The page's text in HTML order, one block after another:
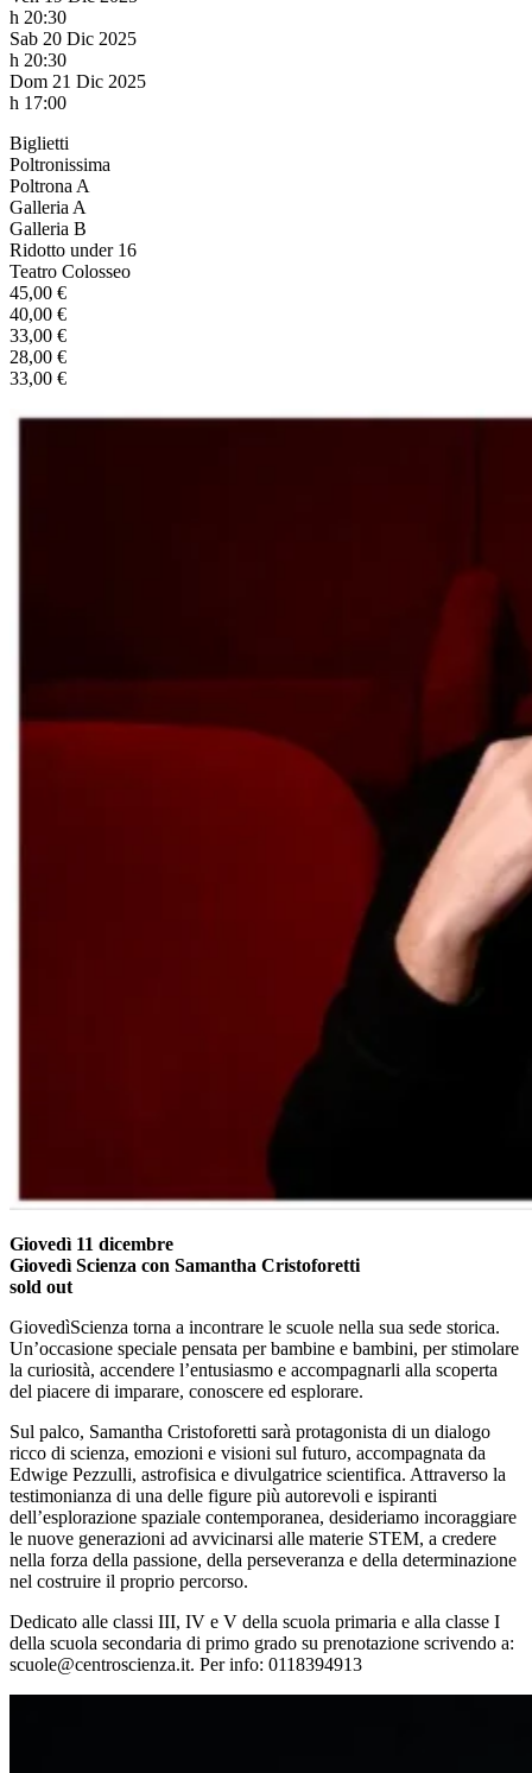
h 20:30
Sab 20 Dic 2025
h 20:30
Dom 21 Dic 2025
h 17:00
Biglietti
Poltronissima
Poltrona A
Galleria A
Galleria B
Ridotto under 16
Teatro Colosseo
45,00 €
40,00 €
33,00 €
28,00 €
33,00 €
Giovedì 11 dicembre
Giovedì Scienza con Samantha Cristoforetti
sold out
GiovedìScienza torna a incontrare le scuole nella sua sede storica.
Un’occasione speciale pensata per bambine e bambini, per stimolare
la curiosità, accendere l’entusiasmo e accompagnarli alla scoperta
del piacere di imparare, conoscere ed esplorare.
Sul palco, Samantha Cristoforetti sarà protagonista di un dialogo
ricco di scienza, emozioni e visioni sul futuro, accompagnata da
Edwige Pezzulli, astrofisica e divulgatrice scientifica. Attraverso la
testimonianza di una delle figure più autorevoli e ispiranti
dell’esplorazione spaziale contemporanea, desideriamo incoraggiare
le nuove generazioni ad avvicinarsi alle materie STEM, a credere
nella forza della passione, della perseveranza e della determinazione
nel costruire il proprio percorso.
Dedicato alle classi III, IV e V della scuola primaria e alla classe I
della scuola secondaria di primo grado su prenotazione scrivendo a:
scuole@centroscienza.it. Per info: 0118394913